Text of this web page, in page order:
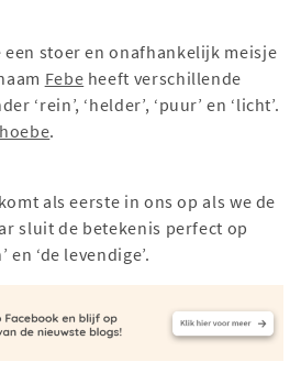
een stoer en onafhankelijk meisje
Febe heeft verschillende
‘rein’, ‘helder’, ‘puur’ en ‘licht’.
.
als eerste in ons op als we de
sluit de betekenis perfect op
en ‘de levendige’.